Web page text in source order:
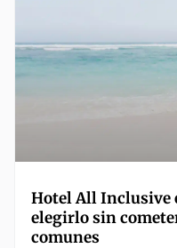
Hotel All Inclusive
elegirlo sin
comunes